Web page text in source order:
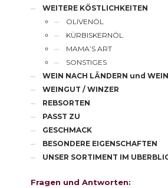
WEITERE KÖSTLICHKEITEN
OLIVENÖL
KÜRBISKERNÖL
MAMA’S ART
SONSTIGES
WEIN NACH LÄNDERN und
WEINGUT / WINZER
REBSORTEN
PASST ZU
GESCHMACK
BESONDERE EIGENSCHAFTEN
UNSER SORTIMENT IM
Fragen und Antworten: